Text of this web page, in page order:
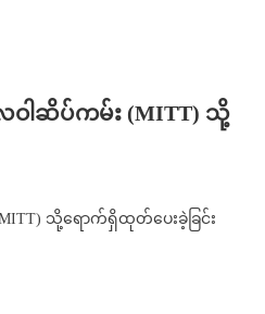
ဝါဆိပ်ကမ်း (MITT) သို့
သို့ရောက်ရှိထုတ်ပေးခဲ့ခြင်း